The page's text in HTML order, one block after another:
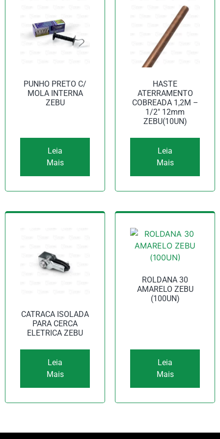
PUNHO PRETO C/
MOLA INTERNA
ZEBU
Leia
Mais
HASTE
ATERRAMENTO
COBREADA 1,2M –
1/2″ 12mm
ZEBU(10UN)
Leia
Mais
CATRACA ISOLADA
PARA CERCA
ELETRICA ZEBU
Leia
Mais
ROLDANA 30
AMARELO ZEBU
(100UN)
Leia
Mais